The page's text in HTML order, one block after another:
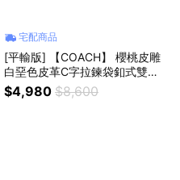
宅配商品
[平輸版] 【COACH】 櫻桃皮雕
白堊色皮革C字拉鍊袋釦式雙摺
短夾 真品平輸
$4,980 $8,600